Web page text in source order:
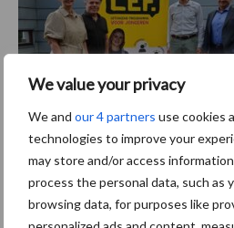
We value your privacy
We and our 4 partners use cookies
technologies to improve your
may store and/or access
process the personal data, such as
browsing data, for purposes like
Het jongerenprogramma Boeren met